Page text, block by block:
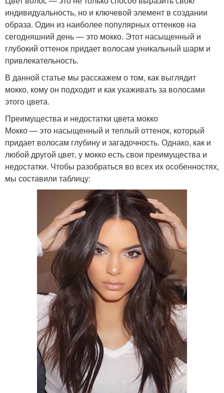
индивидуальность, но и ключевой элемент в создании
образа. Один из наиболее популярных оттенков на
сегодняшний день — это мокко. Этот насыщенный и
глубокий оттенок придает волосам уникальный шарм и
привлекательность.
В данной статье мы расскажем о том, как выглядит
мокко, кому он подходит и как ухаживать за волосами
этого цвета.
Преимущества и недостатки цвета мокко
Мокко — это насыщенный и теплый оттенок, который
придает волосам глубину и загадочность. Однако, как и
любой другой цвет, у мокко есть свои преимущества и
недостатки. Чтобы разобраться во всех их особенностях,
мы составили таблицу: